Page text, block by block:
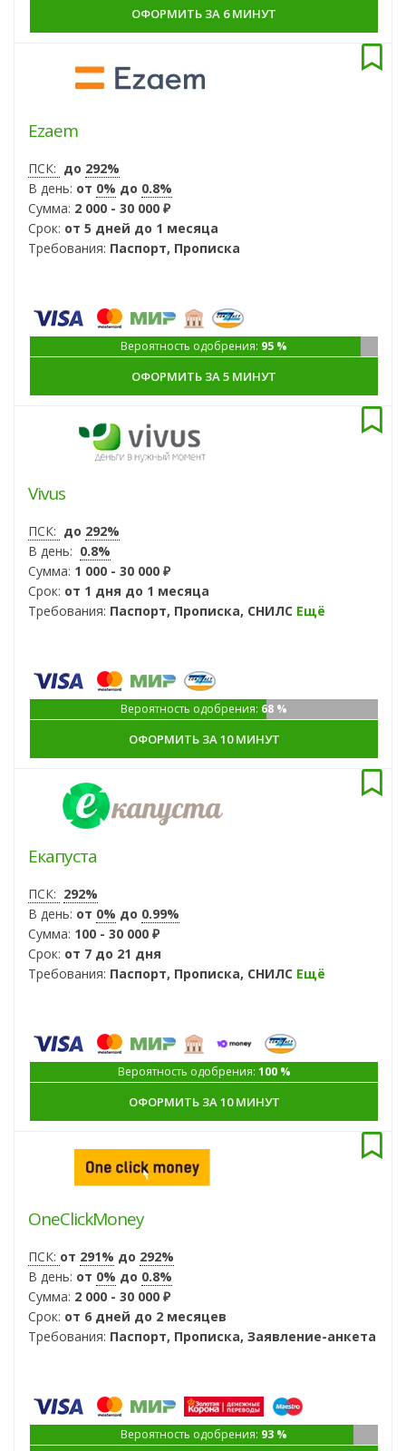
ОФОРМИТЬ ЗА 6 МИНУТ
Вероятность одобрения: 95 %
Ezaem
ПСК: до 292%
В день: от 0% до 0.8%
Сумма: 2 000 - 30 000 ₽
Срок: от 5 дней до 1 месяца
Требования: Паспорт, Прописка
ОФОРМИТЬ ЗА 5 МИНУТ
Вероятность одобрения: 68 %
Vivus
ПСК: до 292%
В день: 0.8%
Сумма: 1 000 - 30 000 ₽
Срок: от 1 дня до 1 месяца
Требования: Паспорт, Прописка, СНИЛС Ещё
ОФОРМИТЬ ЗА 10 МИНУТ
Вероятность одобрения: 100 %
Екапуста
ПСК: 292%
В день: от 0% до 0.99%
Сумма: 100 - 30 000 ₽
Срок: от 7 до 21 дня
Требования: Паспорт, Прописка, СНИЛС Ещё
ОФОРМИТЬ ЗА 10 МИНУТ
Вероятность одобрения: 93 %
OneClickMoney
ПСК: от 291% до 292%
В день: от 0% до 0.8%
Сумма: 2 000 - 30 000 ₽
Срок: от 6 дней до 2 месяцев
Требования: Паспорт, Прописка, Заявление-анкета